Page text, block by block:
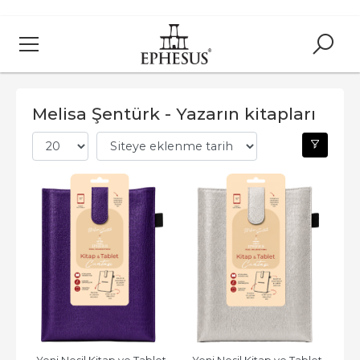
Melisa Şentürk - Yazarın kitapları